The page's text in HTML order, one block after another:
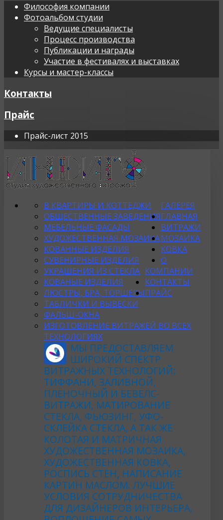
Философия компании
Фотоальбом студии
Ведущие специалисты
Процесс производства
Публикации и награды
Участие в фестивалях и выставках
Курсы и мастер-классы
Контакты
Прайс
Прайс-лист 2015
ГАЛЕРЕЯ
В КВАРТИРЫ И КОТТЕДЖИ
ОБЩЕСТВЕННЫЕ ЗАВЕДЕНИЯ
МЕБЕЛЬНЫЕ ФАСАДЫ
ХУДОЖЕСТВЕННАЯ МОЗАИКА
КОВАННЫЕ ИЗДЕЛИЯ
СУВЕНИРНЫЕ ИЗДЕЛИЯ
УКРАШЕНИЯ ИЗ СТЕКЛА
КОВАНЫЕ ИЗДЕЛИЯ
ЛЮСТРЫ, БРА, ТОРШЕРЫ
ТАБЛИЧКИ И ВЫВЕСКИ
ФАЛЬШ-ОКНА
ГЛАВНАЯ
ВИТРАЖИ
ИЗГОТОВЛЕНИЕ ВИТРАЖЕЙ ВО ВСЕХ
ТЕХНОЛОГИЯХ
МЫ ПРЕДОСТАВЛЯЕМ
ШИРОКИЙ СПЕКТР
ВИТРАЖНЫХ ТЕХНОЛОГИЙ:
ТИФФАНИ, ЗАЛИВНОЙ,
ПЛЁНОЧНЫЙ И БЕВЕЛС-
ВИТРАЖИ, МАТИРОВАНИЕ
СТЕКЛА, ФЬЮЗИНГ, УФО-
СКЛЕЙКА СТЕКЛА, А ТАК ЖЕ
КОЛОТАЯ И МАТРИЧНАЯ
ХУДОЖЕСТВЕННАЯ МОЗАИКА,
ХУДОЖЕСТВЕННАЯ КОВКА,
РОСПИСЬ СТЕН, НАПИСАНИЕ
КАРТИН МАСЛОМ. ЛУЧШИЕ
УСЛОВИЯ СОТРУДНИЧЕСТВА
ДЛЯ ДИЗАЙНЕРОВ ИНТЕРЬЕРА,
МОЗАИКА
КОВКА
О
КОМПАНИИ
КОНТАКТЫ
ПРАЙС